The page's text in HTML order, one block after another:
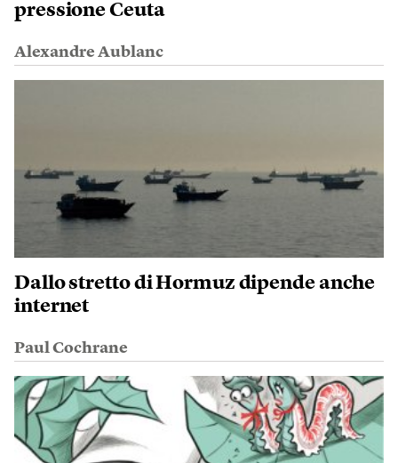
pressione Ceuta
Alexandre Aublanc
Dallo stretto di Hormuz dipende anche
internet
Paul Cochrane